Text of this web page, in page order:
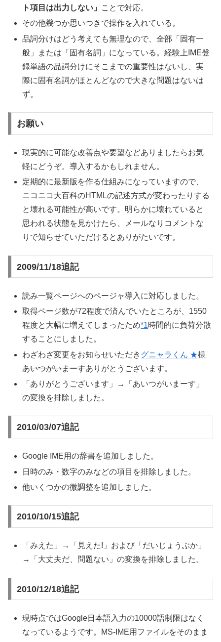
ト項目は出力しない」
ことで対応。
その他幾つか思いつきで操作を入れている。
品詞分けはどう考えても無理なので、全部「固有一
般」または「固有名詞」になっている。経験上IME登
録単語の品詞分けにそこまでの重要性はないし、実
際に固有名詞がほとんどなので大きな問題はないは
ず。
お願い
現実的に可能な改善点や要望などありましたらお気
軽にどうぞ。導入するかもしれません。
定期的に最新版を作る仕組みになっていますので、
ニコニコ大百科のHTMLの記述方式が変わったりする
と壊れる可能性が高いです。明らかに壊れていると
思われる状態を見かけたら、メールなりコメントな
りで知らせていただけるとありがたいです。
2009/11/18追記
読み一覧ページへのページャ導入に対応しました。
取得ページ数が72程度で済んでいたところが、1550
程度と大幅に増えてしまったため*1時間的に負荷分散
することにしました。
わざわざ変更をお知らせいただき グニャラくん ★様
あいつがいまーすありがとうございます。
「ありがとうございます」→「あいつがいまーす」
の変換を排除しました。
2010/03/07追記
Google IME用の辞書を追加しました。
日時のみ・数字のみなどの項目を排除しました。
他いくつかの微調整を追加しました。
2010/10/15追記
「みえた」→「見えた!」および「だいじょうぶか」
→「大丈夫だ、問題ない」の変換を排除しました。
2010/12/18追記
現時点ではGoogle日本語入力の10000語制限はなく
なっているようです。MS-IME用ファイルをそのまま